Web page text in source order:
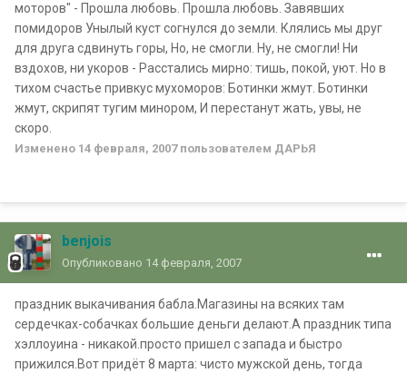
моторов" - Прошла любовь. Прошла любовь. Завявших
помидоров Унылый куст согнулся до земли. Клялись мы друг
для друга сдвинуть горы, Но, не смогли. Ну, не смогли! Ни
вздохов, ни укоров - Расстались мирно: тишь, покой, уют. Но в
тихом счастье привкус мухоморов: Ботинки жмут. Ботинки
жмут, скрипят тугим минором, И перестанут жать, увы, не
скоро.
Изменено 14 февраля, 2007пользователем ДАРЬЯ
benjois
Опубликовано 14 февраля, 2007
праздник выкачивания бабла.Магазины на всяких там
сердечках-собачках большие деньги делают.А праздник типа
хэллоуина - никакой.просто пришел с запада и быстро
прижился.Вот придёт 8 марта: чисто мужской день, тогда